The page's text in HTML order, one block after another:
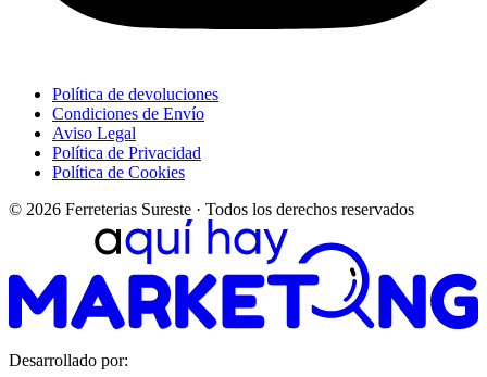
Política de devoluciones
Condiciones de Envío
Aviso Legal
Política de Privacidad
Política de Cookies
© 2026 Ferreterias Sureste · Todos los derechos reservados
Desarrollado por: